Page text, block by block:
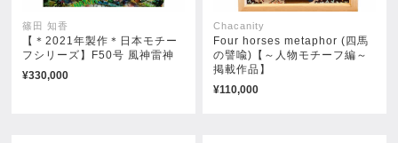
篠田 知香
【＊2021年製作＊日本モチー
フシリーズ】F50号 風神雷神
¥330,000
Chacanity
Four horses metaphor (四馬
の譬喩)【～人物モチーフ編～
掲載作品】
¥110,000